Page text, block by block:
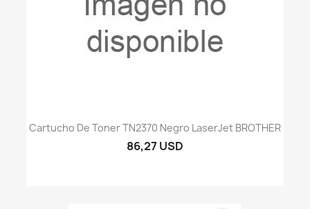
Cartucho De Toner TN2370 Negro LaserJet BROTHER
86,27 USD